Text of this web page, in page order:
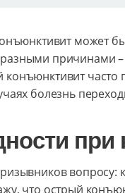
может
причинами
часто
болезнь
вопросу:
что острый